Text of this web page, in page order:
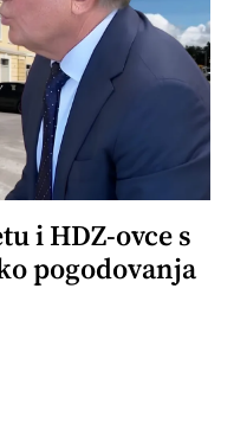
i HDZ-ovce s
pogodovanja